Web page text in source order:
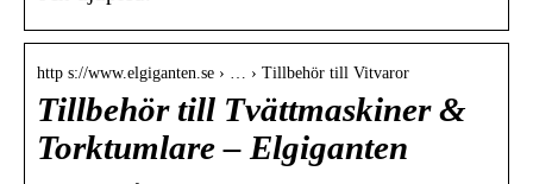
http s://www.elgiganten.se › … › Tillbehör till Vitvaror
Tillbehör till Tvättmaskiner &
Torktumlare – Elgiganten